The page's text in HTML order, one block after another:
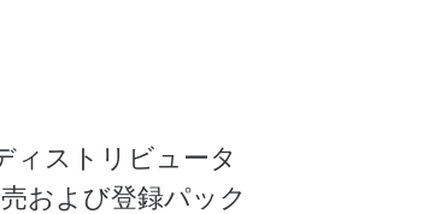
ィストリビュータ
および登録パック